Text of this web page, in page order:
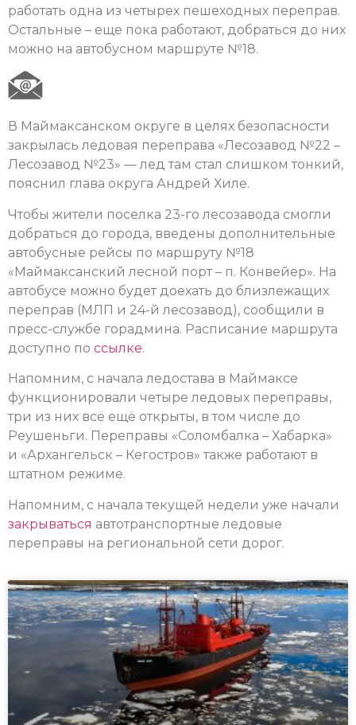
работать одна из четырех пешеходных переправ.
Остальные – еще пока работают, добраться до них
можно на автобусном маршруте №18.
В Маймаксанском округе в целях безопасности
закрылась ледовая переправа «Лесозавод №22 –
Лесозавод №23» — лед там стал слишком тонкий,
пояснил глава округа Андрей Хиле.
Чтобы жители поселка 23-го лесозавода смогли
добраться до города, введены дополнительные
автобусные рейсы по маршруту №18
«Маймаксанский лесной порт – п. Конвейер». На
автобусе можно будет доехать до близлежащих
переправ (МЛП и 24-й лесозавод), сообщили в
пресс-службе горадмина. Расписание маршрута
доступно по ссылке.
Напомним, с начала ледостава в Маймаксе
функционировали четыре ледовых переправы,
три из них всё ещё открыты, в том числе до
Реушеньги. Переправы «Соломбалка – Хабарка»
и «Архангельск – Кегостров» также работают в
штатном режиме.
Напомним, с начала текущей недели уже начали
закрываться автотранспортные ледовые
переправы на региональной сети дорог.